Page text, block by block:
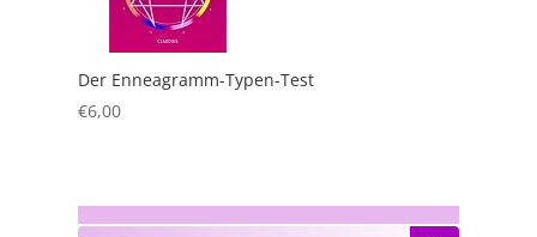
Der Enneagramm-Typen-Test
€6,00